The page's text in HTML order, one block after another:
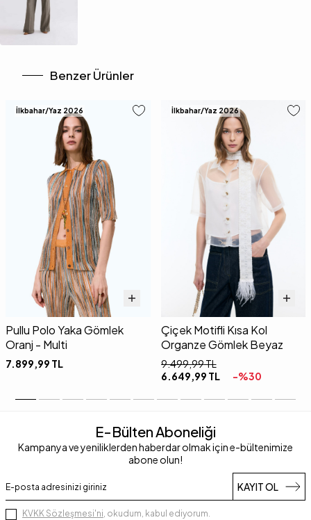
Benzer Ürünler
İlkbahar/Yaz 2026
Pullu Polo Yaka Gömlek
Oranj - Multi
7.899,99 TL
İlkbahar/Yaz 2026
Çiçek Motifli Kısa Kol
Organze Gömlek Beyaz
9.499,99TL
6.649,99 TL -%30
E-Bülten Aboneliği
Kampanya ve yeniliklerden haberdar olmak için e-bültenimize
abone olun!
KAYIT OL
KVKK Sözleşmesi'ni, okudum, kabul ediyorum.